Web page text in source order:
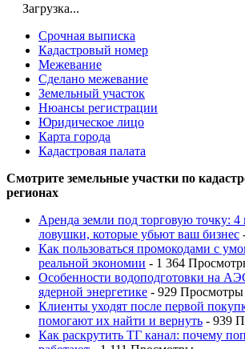
Загрузка...
Срочная выписка
Кадастровый номер
Межевание
Сделано межевание
Земельный участок
Нюансы регистрации
Юридическое лицо
Карта города
Кадастровая палата
Смотрите земельные участки по
регионах
Аренда земли под торговую точку:
ловушки, которые убьют ваш бизнес
Как пользоваться промокодами с
реальной экономии - 1 364
Особенности водоподготовки на
ядерной энергетике - 929 Просмотры
Клиенты уходят после первой
помогают их найти и вернуть - 939
Как раскрутить ТГ канал: почему